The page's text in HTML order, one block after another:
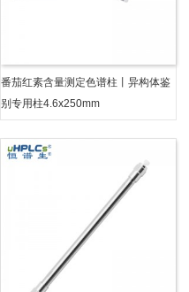
番茄红素含量测定色谱柱丨异构体鉴
别专用柱4.6x250mm